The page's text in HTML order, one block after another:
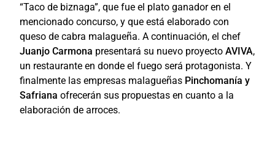
“Taco de biznaga”, que fue el plato ganador en el
mencionado concurso, y que está elaborado con
queso de cabra malagueña. A continuación, el chef
Juanjo Carmona presentará su nuevo proyectoAVIVA,
un restaurante en donde el fuego será protagonista. Y
finalmente las empresas malagueñas Pinchomanía y
Safriana ofrecerán sus propuestas en cuanto a la
elaboración de arroces.